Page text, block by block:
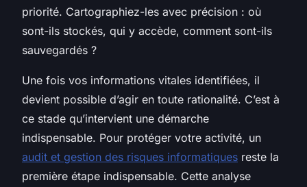
priorité. Cartographiez-les avec précision : où
sont-ils stockés, qui y accède, comment sont-ils
sauvegardés ?
Une fois vos informations vitales identifiées, il
devient possible d’agir en toute rationalité. C’est à
ce stade qu’intervient une démarche
indispensable. Pour protéger votre activité, un
audit et gestion des risques informatiques reste la
première étape indispensable. Cette analyse